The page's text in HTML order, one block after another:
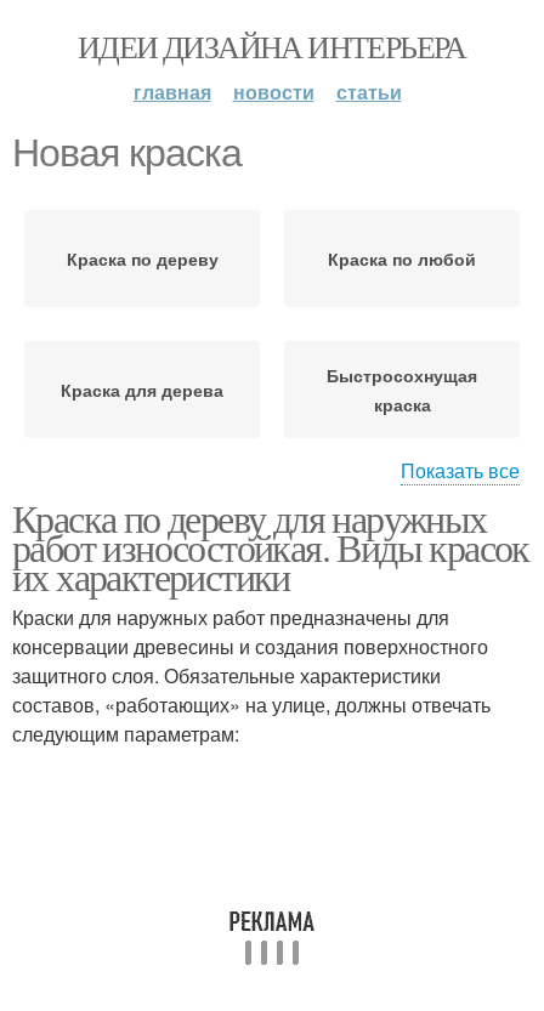
ИДЕИ ДИЗАЙНА ИНТЕРЬЕРА
главная новости статьи
Новая краска
Краска по дереву Краска по любой
Краска для дерева
Быстросохнущая
краска
Краска без запаха Фасадная краска
Показать все
Краска по дереву для наружных
работ износостойкая. Виды красок
их характеристики
Краски для наружных работ предназначены для
консервации древесины и создания поверхностного
защитного слоя. Обязательные характеристики
составов, «работающих» на улице, должны отвечать
следующим параметрам: